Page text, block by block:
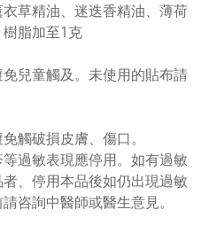
草精油、迷迭香精油、薄荷
脂加至1克
兒童觸及。未使用的貼布請
觸破損皮膚、傷口。
過敏表現應停用。如有過敏
、停用本品後如仍出現過敏
咨詢中醫師或醫生意見。